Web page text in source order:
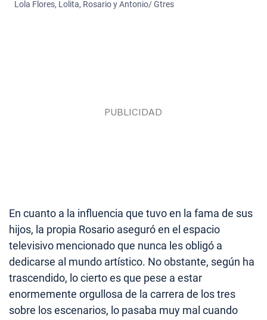
Lola Flores, Lolita, Rosario y Antonio/ Gtres
En cuanto a la influencia que tuvo en la fama de sus
hijos, la propia Rosario aseguró en el espacio
televisivo mencionado que nunca les obligó a
dedicarse al mundo artístico. No obstante, según ha
trascendido, lo cierto es que pese a estar
enormemente orgullosa de la carrera de los tres
sobre los escenarios, lo pasaba muy mal cuando